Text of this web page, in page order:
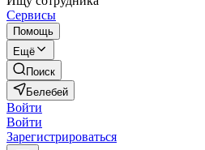
Сервисы
Помощь
Ещё
Поиск
Белебей
Войти
Войти
Зарегистрироваться